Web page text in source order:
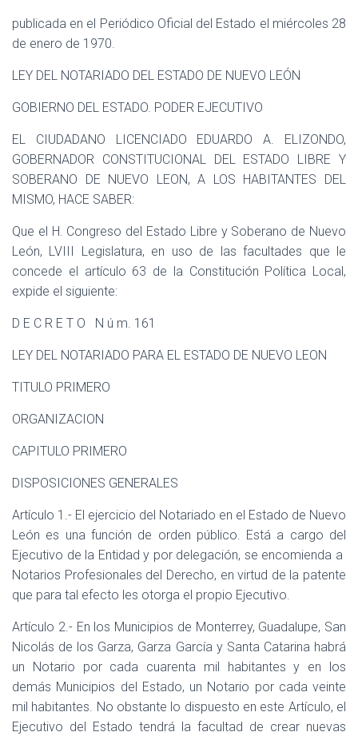
publicada en el Periódico Oficial del Estado el miércoles 28
de enero de 1970.
LEY DEL NOTARIADO DEL ESTADO DE NUEVO LEÓN
GOBIERNO DEL ESTADO. PODER EJECUTIVO
EL CIUDADANO LICENCIADO EDUARDO A. ELIZONDO,
GOBERNADOR CONSTITUCIONAL DEL ESTADO LIBRE Y
SOBERANO DE NUEVO LEON, A LOS HABITANTES DEL
MISMO, HACE SABER:
Que el H. Congreso del Estado Libre y Soberano de Nuevo
León, LVIII Legislatura, en uso de las facultades que le
concede el artículo 63 de la Constitución Política Local,
expide el siguiente:
D E C R E T O N ú m. 161
LEY DEL NOTARIADO PARA EL ESTADO DE NUEVO LEON
TITULO PRIMERO
ORGANIZACION
CAPITULO PRIMERO
DISPOSICIONES GENERALES
Artículo 1.- El ejercicio del Notariado en el Estado de Nuevo
León es una función de orden público. Está a cargo del
Ejecutivo de la Entidad y por delegación, se encomienda a
Notarios Profesionales del Derecho, en virtud de la patente
que para tal efecto les otorga el propio Ejecutivo.
Artículo 2.- En los Municipios de Monterrey, Guadalupe, San
Nicolás de los Garza, Garza García y Santa Catarina habrá
un Notario por cada cuarenta mil habitantes y en los
demás Municipios del Estado, un Notario por cada veinte
mil habitantes. No obstante lo dispuesto en este Artículo, el
Ejecutivo del Estado tendrá la facultad de crear nuevas